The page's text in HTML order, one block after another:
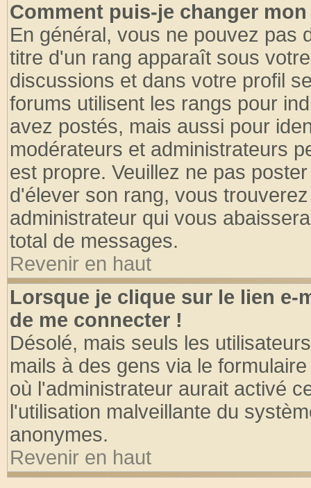
Comment puis-je changer
En général, vous ne pouvez pas
titre d'un rang apparaît sous
discussions et dans votre profil
forums utilisent les rangs pour
avez postés, mais aussi pour
modérateurs et administrateurs
est propre. Veuillez ne pas
d'élever son rang, vous
administrateur qui vous
total de messages.
Revenir en haut
Lorsque je clique sur le lien e-
de me connecter !
Désolé, mais seuls les
mails à des gens via le
où l'administrateur aurait activé
l'utilisation malveillante du
anonymes.
Revenir en haut